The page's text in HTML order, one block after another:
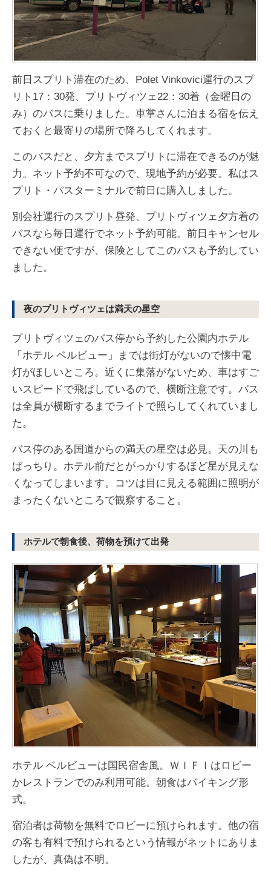
前日スプリト滞在のため、Polet Vinkovici運行のスプ
リト17：30発、プリトヴィツェ22：30着（金曜日の
み）のバスに乗りました。車掌さんに泊まる宿を伝え
ておくと最寄りの場所で降ろしてくれます。
このバスだと、夕方までスプリトに滞在できるのが魅
力。ネット予約不可なので、現地予約が必要。私はス
プリト・バスターミナルで前日に購入しました。
別会社運行のスプリト昼発、プリトヴィツェ夕方着の
バスなら毎日運行でネット予約可能。前日キャンセル
できない便ですが、保険としてこのバスも予約してい
ました。
夜のプリトヴィツェは満天の星空
プリトヴィツェのバス停から予約した公園内ホテル
「ホテル ベルビュー」までは街灯がないので懐中電
灯がほしいところ。近くに集落がないため、車はすご
いスピードで飛ばしているので、横断注意です。バス
は全員が横断するまでライトで照らしてくれていまし
た。
バス停のある国道からの満天の星空は必見。天の川も
ばっちり。ホテル前だとがっかりするほど星が見えな
くなってしまいます。コツは目に見える範囲に照明が
まったくないところで観察すること。
ホテルで朝食後、荷物を預けて出発
ホテル ベルビューは国民宿舎風。ＷＩＦＩはロビー
かレストランでのみ利用可能。朝食はバイキング形
式。
宿泊者は荷物を無料でロビーに預けられます。他の宿
の客も有料で預けられるという情報がネットにありま
したが、真偽は不明。